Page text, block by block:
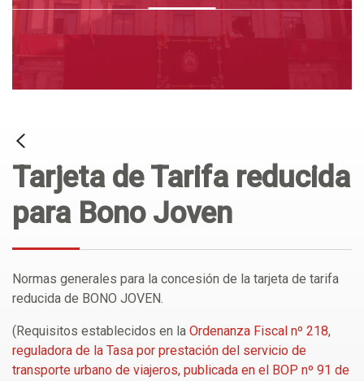
Tarjeta de Tarifa reducida
para Bono Joven
Normas generales para la concesión de la tarjeta de tarifa
reducida de BONO JOVEN.
(Requisitos establecidos en la Ordenanza Fiscal nº 218,
reguladora de la Tasa por prestación del servicio de
transporte urbano de viajeros, publicada en el BOP nº 91 de